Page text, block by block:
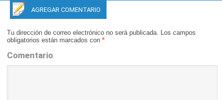
AGREGAR COMENTARIO
Tu dirección de correo electrónico no será publicada. Los campos
obligatorios están marcados con *
Comentario